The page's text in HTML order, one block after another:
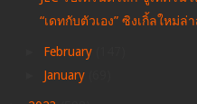
“เดทกับตัวเอง” ซิงเกิ้ลใหม่ล่
February
January